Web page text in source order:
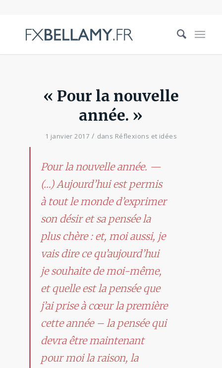
« Pour la nouvelle
année. »
1 janvier 2017 / dans Réflexions et idées
Pour la nouvelle année. —
(…) Aujourd’hui est permis
à tout le monde d’exprimer
son désir et sa pensée la
plus chère : et, moi aussi, je
vais dire ce qu’aujourd’hui
je souhaite de moi-même,
et quelle est la pensée que
j’ai prise à cœur la première
cette année – la pensée qui
devra être maintenant
pour moi la raison, la